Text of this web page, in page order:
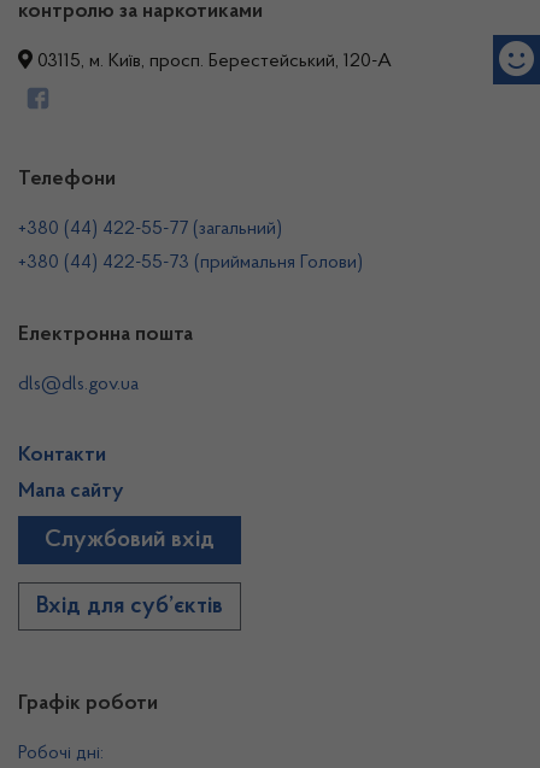
контролю за наркотиками
03115, м. Київ, просп. Берестейський, 120-А
Графік роботи
Робочі дні:
Телефони
+380 (44) 422-55-77 (загальний)
+380 (44) 422-55-73 (приймальня Голови)
Електронна пошта
dls@dls.gov.ua
Контакти
Мапа сайту
Службовий вхід
Вхід для суб’єктів